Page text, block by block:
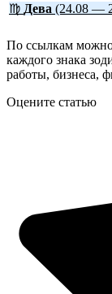
♍ Дева (24.08 —
По ссылкам можно
каждого знака
работы, бизнеса,
Оцените статью